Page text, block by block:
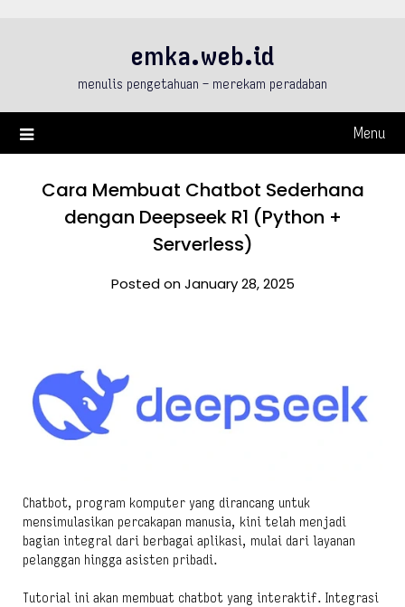
emka.web.id
menulis pengetahuan – merekam peradaban
Menu
Cara Membuat Chatbot Sederhana
dengan Deepseek R1 (Python +
Serverless)
Posted on January 28, 2025
Chatbot, program komputer yang dirancang untuk
mensimulasikan percakapan manusia, kini telah menjadi
bagian integral dari berbagai aplikasi, mulai dari layanan
pelanggan hingga asisten pribadi.
Tutorial ini akan membuat chatbot yang interaktif. Integrasi